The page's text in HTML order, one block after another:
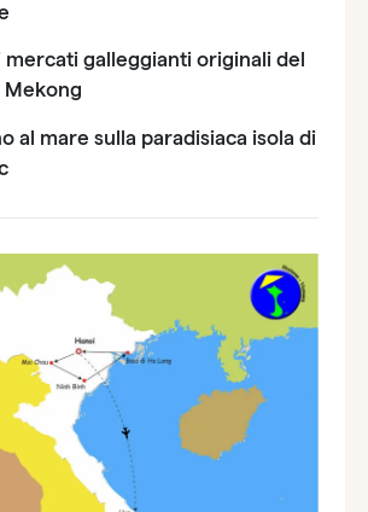
mercati galleggianti originali del
Mekong
al mare sulla paradisiaca isola di